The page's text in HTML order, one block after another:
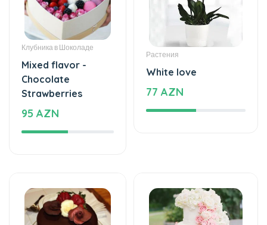
Клубника в Шоколаде
Mixed flavor -
Chocolate
Strawberries
95 AZN
Растения
White love
77 AZN